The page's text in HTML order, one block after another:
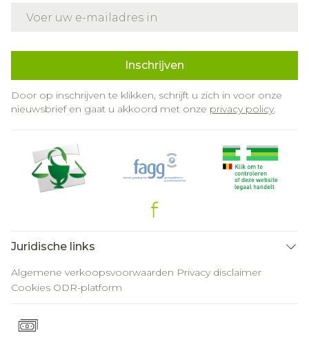
Inschrijven
Door op inschrijven te klikken, schrijft u zich in voor onze
nieuwsbrief en gaat u akkoord met onze privacy policy.
Juridische links
Algemene verkoopsvoorwaarden Privacy disclaimer
Cookies ODR-platform